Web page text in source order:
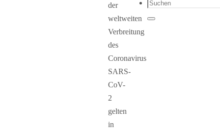
der
weltweiten
Verbreitung
des
Coronavirus
SARS-
CoV-
2
gelten
in
Suchen
nach:
Suchen